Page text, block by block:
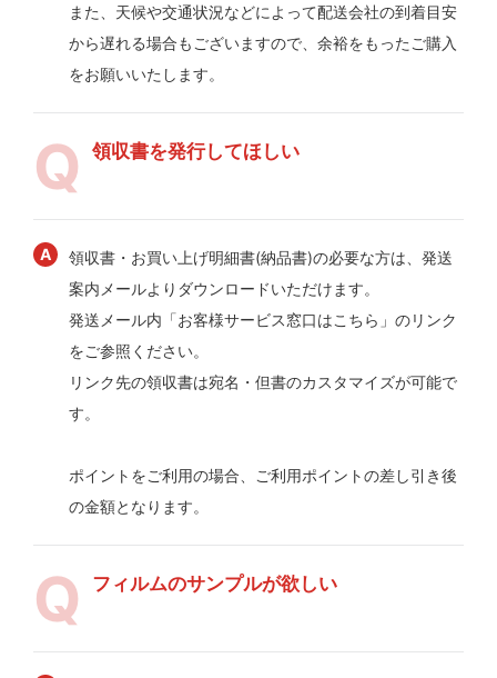
また、天候や交通状況などによって配送会社の到着目安
から遅れる場合もございますので、余裕をもったご購入
をお願いいたします。
領収書を発行してほしい
領収書・お買い上げ明細書(納品書)の必要な方は、発送
案内メールよりダウンロードいただけます。
発送メール内「お客様サービス窓口はこちら」のリンク
をご参照ください。
リンク先の領収書は宛名・但書のカスタマイズが可能で
す。
ポイントをご利用の場合、ご利用ポイントの差し引き後
の金額となります。
フィルムのサンプルが欲しい